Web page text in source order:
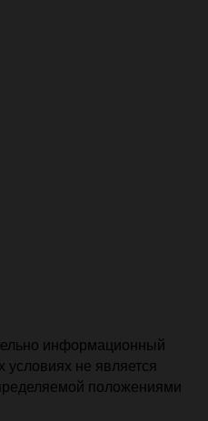
информационный
условиях не является
положениями